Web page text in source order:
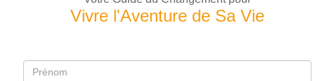
Vivre l'Aventure de Sa Vie